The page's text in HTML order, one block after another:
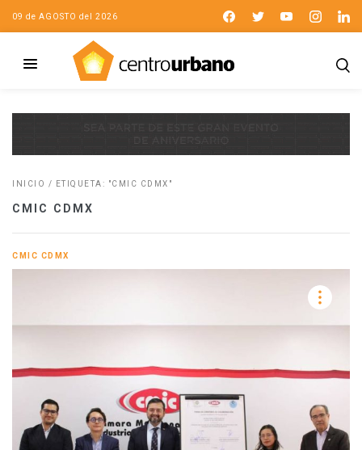
09 de AGOSTO del 2026
INICIO / ETIQUETA: "CMIC CDMX"
CMIC CDMX
CMIC CDMX